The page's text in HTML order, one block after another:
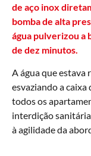
de aço inox
bomba de alta
água pulverizou a
de dez minutos.
A água que estava
esvaziando a
todos os
interdição
à agilidade da